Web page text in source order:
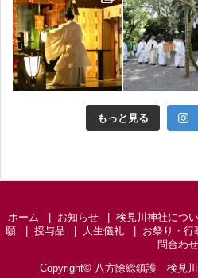
もっと見る
ホーム お知らせ 検見川神社につ
願
授与品 人生儀礼 お祭り・行
問合わせ
Copyright© 八方除総鎮護 検見